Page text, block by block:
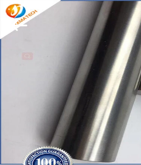
ΠΡΟΪΌΝΤΑ
ΠΕΡΊΠΟΥ
ΕΜΕΊΣ
LTD.
All
Rights
Reserved.
Developed